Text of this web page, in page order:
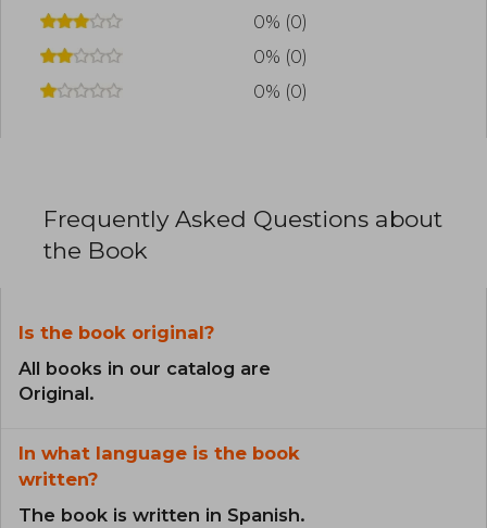
0% (0)
0% (0)
0% (0)
Frequently Asked Questions about
the Book
Is the book original?
All books in our catalog are
Original.
In what language is the book
written?
The book is written in Spanish.